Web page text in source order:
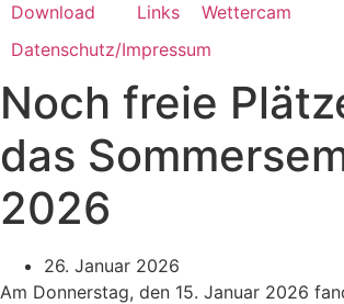
Download
Links
Wettercam
Datenschutz/Impressum
Noch freie
das
2026
26. Januar 2026
Am Donnerstag, den 15. Januar 2026